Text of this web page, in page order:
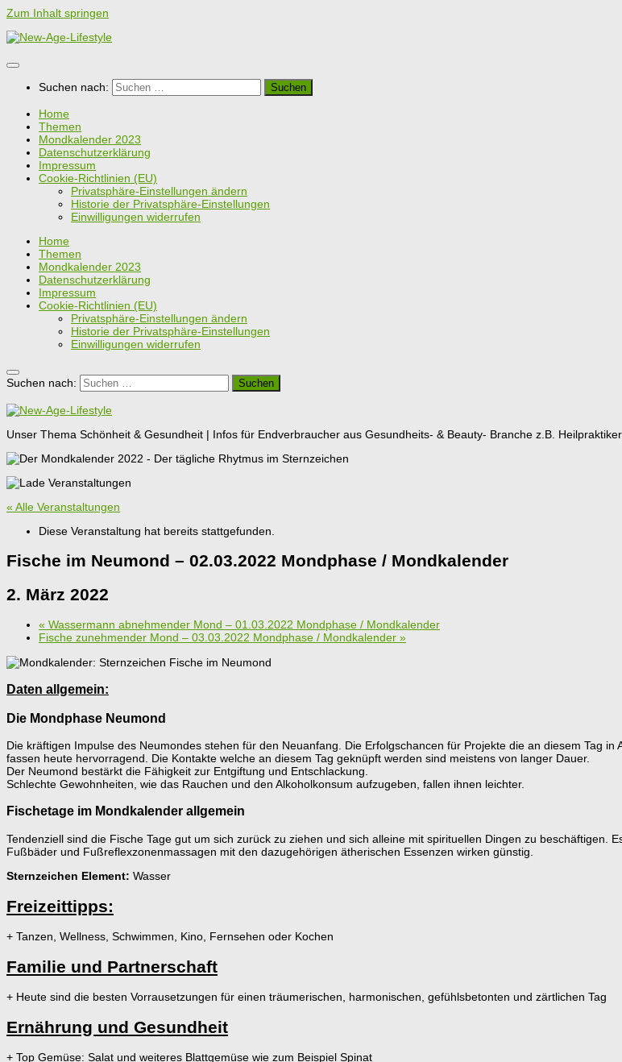
Zum Inhalt springen
Suchen nach:
Home
Themen
Mondkalender 2023
Datenschutzerklärung
Impressum
Cookie-Richtlinien (EU)
Privatsphäre-Einstellungen ändern
Historie der Privatsphäre-Einstellungen
Einwilligungen widerrufen
Home
Themen
Mondkalender 2023
Datenschutzerklärung
Impressum
Cookie-Richtlinien (EU)
Privatsphäre-Einstellungen ändern
Historie der Privatsphäre-Einstellungen
Einwilligungen widerrufen
Suchen nach:
Unser Thema Schönheit & Gesundheit | Infos für Endverbraucher aus Gesundheits- & Beauty- Branche z.B.
« Alle Veranstaltungen
Diese Veranstaltung hat bereits stattgefunden.
Fische im Neumond – 02.03.2022 Mondphase / Mondkalender
2. März 2022
« Wassermann abnehmender Mond – 01.03.2022 Mondphase / Mondkalender
Fische zunehmender Mond – 03.03.2022 Mondphase / Mondkalender »
Daten allgemein:
Die Mondphase Neumond
Die kräftigen Impulse des Neumondes stehen für den Neuanfang. Die Erfolgschancen für Projekte die an diesem Tag
fassen heute hervorragend. Die Kontakte welche an diesem Tag geknüpft werden sind meistens von langer Dauer.
Der Neumond bestärkt die Fähigkeit zur Entgiftung und Entschlackung.
Schlechte Gewohnheiten, wie das Rauchen und den Alkoholkonsum aufzugeben, fallen ihnen leichter.
Fischetage im Mondkalender allgemein
Tendenziell sind die Fische Tage gut um sich zurück zu ziehen und sich alleine mit spirituellen Dingen zu beschäftigen.
Fußbäder und Fußreflexzonenmassagen mit den dazugehörigen ätherischen Essenzen wirken günstig.
Sternzeichen Element: Wasser
Freizeittipps:
+ Tanzen, Wellness, Schwimmen, Kino, Fernsehen oder Kochen
Familie und Partnerschaft
+ Heute sind die besten Vorrausetzungen für einen träumerischen, harmonischen, gefühlsbetonten und zärtlichen Tag
Ernährung und Gesundheit
+ Top Gemüse: Salat und weiteres Blattgemüse wie zum Beispiel Spinat